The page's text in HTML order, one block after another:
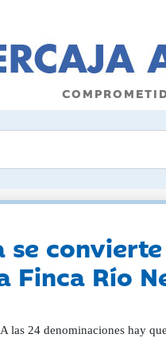
Finca Río
las 24 denominaciones hay